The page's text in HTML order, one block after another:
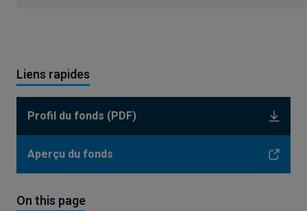
Liens rapides
Profil du fonds (PDF)
Aperçu du fonds
On this page